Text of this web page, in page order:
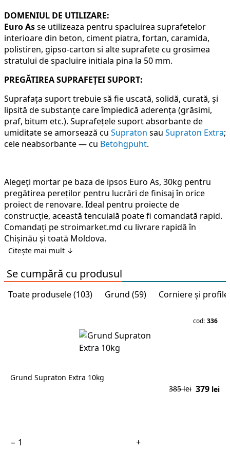
DOMENIUL DE UTILIZARE:
Euro Asse utilizeaza pentru spacluirea suprafetelor
interioare din beton, ciment piatra, fortan, caramida,
polistiren, gipso-carton si alte suprafete cu grosimea
stratului de spacluire initiala pina la 50 mm.
PREGĂTIREA SUPRAFEŢEI SUPORT:
Suprafața suport trebuie să fie uscată, solidă, curată, și
lipsită de substanțe care împiedică aderența (grăsimi,
praf, bitum etc.). Suprafeţele suport absorbante de
umiditate se amorsează cu Supraton sau Supraton Extra;
cele neabsorbante — cu Betohgpuht.
Alegeți mortar pe baza de ipsos Euro As, 30kg pentru
pregătirea pereților pentru lucrări de finisaj în orice
proiect de renovare. Ideal pentru proiecte de
construcție, această tencuială poate fi comandată rapid.
Comandați pe stroimarket.md cu livrare rapidă în
Chișinău și toată Moldova.
Citește mai mult ↓
Se cumpără cu produsul
Toate produsele (103) Grund (59) Corniere și
cod: 336
Grund Supraton Extra 10kg
385 lei 379 lei
− +